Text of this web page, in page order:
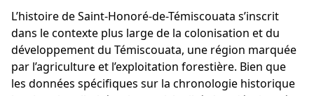
L’histoire de Saint-Honoré-de-Témiscouata s’inscrit
dans le contexte plus large de la colonisation et du
développement du Témiscouata, une région marquée
par l’agriculture et l’exploitation forestière. Bien que
les données spécifiques sur la chronologie historique